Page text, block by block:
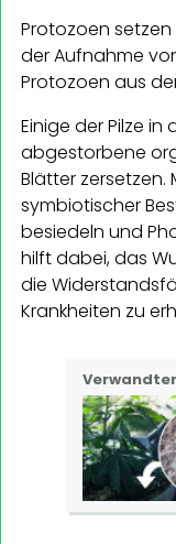
Protozoen
der Aufnahme
Protozoen aus
Einige der Pilze
abgestorbene
Blätter zersetzen.
symbiotischer
besiedeln und
hilft dabei, das
die
Krankheiten zu